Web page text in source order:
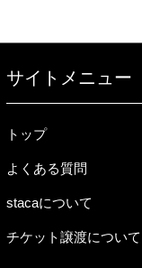
サイトメニュー
トップ
よくある質問
stacaについて
チケット譲渡について